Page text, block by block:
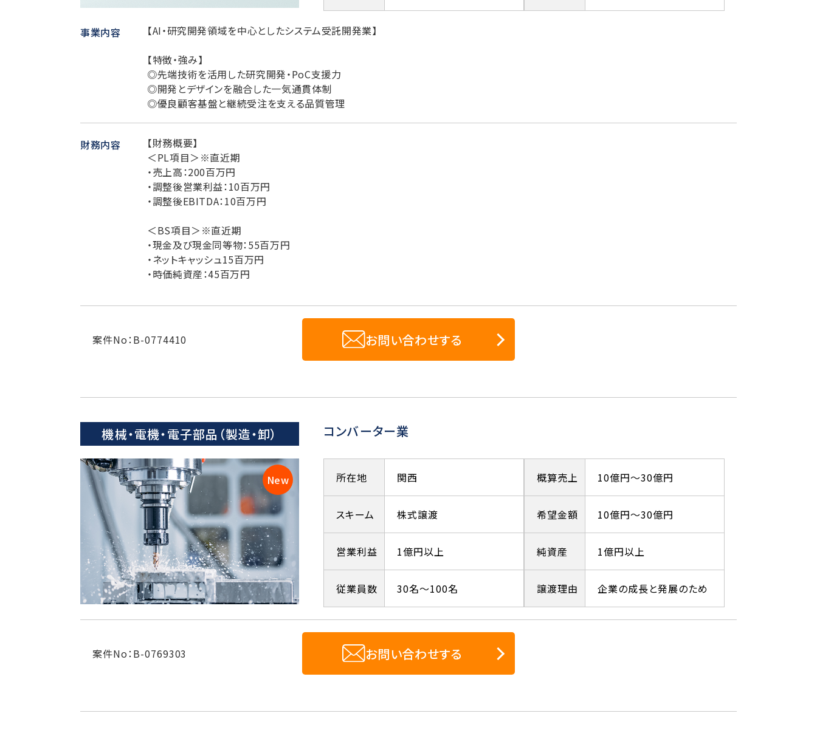
事業内容
【AI・研究開発領域を中心としたシステム受託開発業】
【特徴・強み】
◎先端技術を活用した研究開発・PoC支援力
◎開発とデザインを融合した一気通貫体制
◎優良顧客基盤と継続受注を支える品質管理
財務内容
【財務概要】
＜PL項目＞※直近期
・売上高：200百万円
・調整後営業利益：10百万円
・調整後EBITDA：10百万円
＜BS項目＞※直近期
・現金及び現金同等物：55百万円
・ネットキャッシュ15百万円
・時価純資産：45百万円
案件No：B-0774410 お問い合わせする
機械・電機・電子部品（製造・卸） コンバーター業
所在地 関西
スキーム 株式譲渡
営業利益 1億円以上
従業員数 30名～100名
概算売上 10億円～30億円
希望金額 10億円～30億円
純資産 1億円以上
譲渡理由 企業の成長と発展のため
案件No：B-0769303 お問い合わせする